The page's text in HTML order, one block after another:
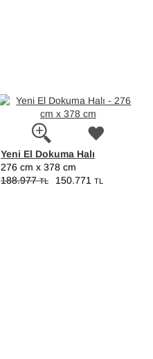
Yeni El Dokuma Halı
276 cm x 378 cm
188.977TL 150.771 TL